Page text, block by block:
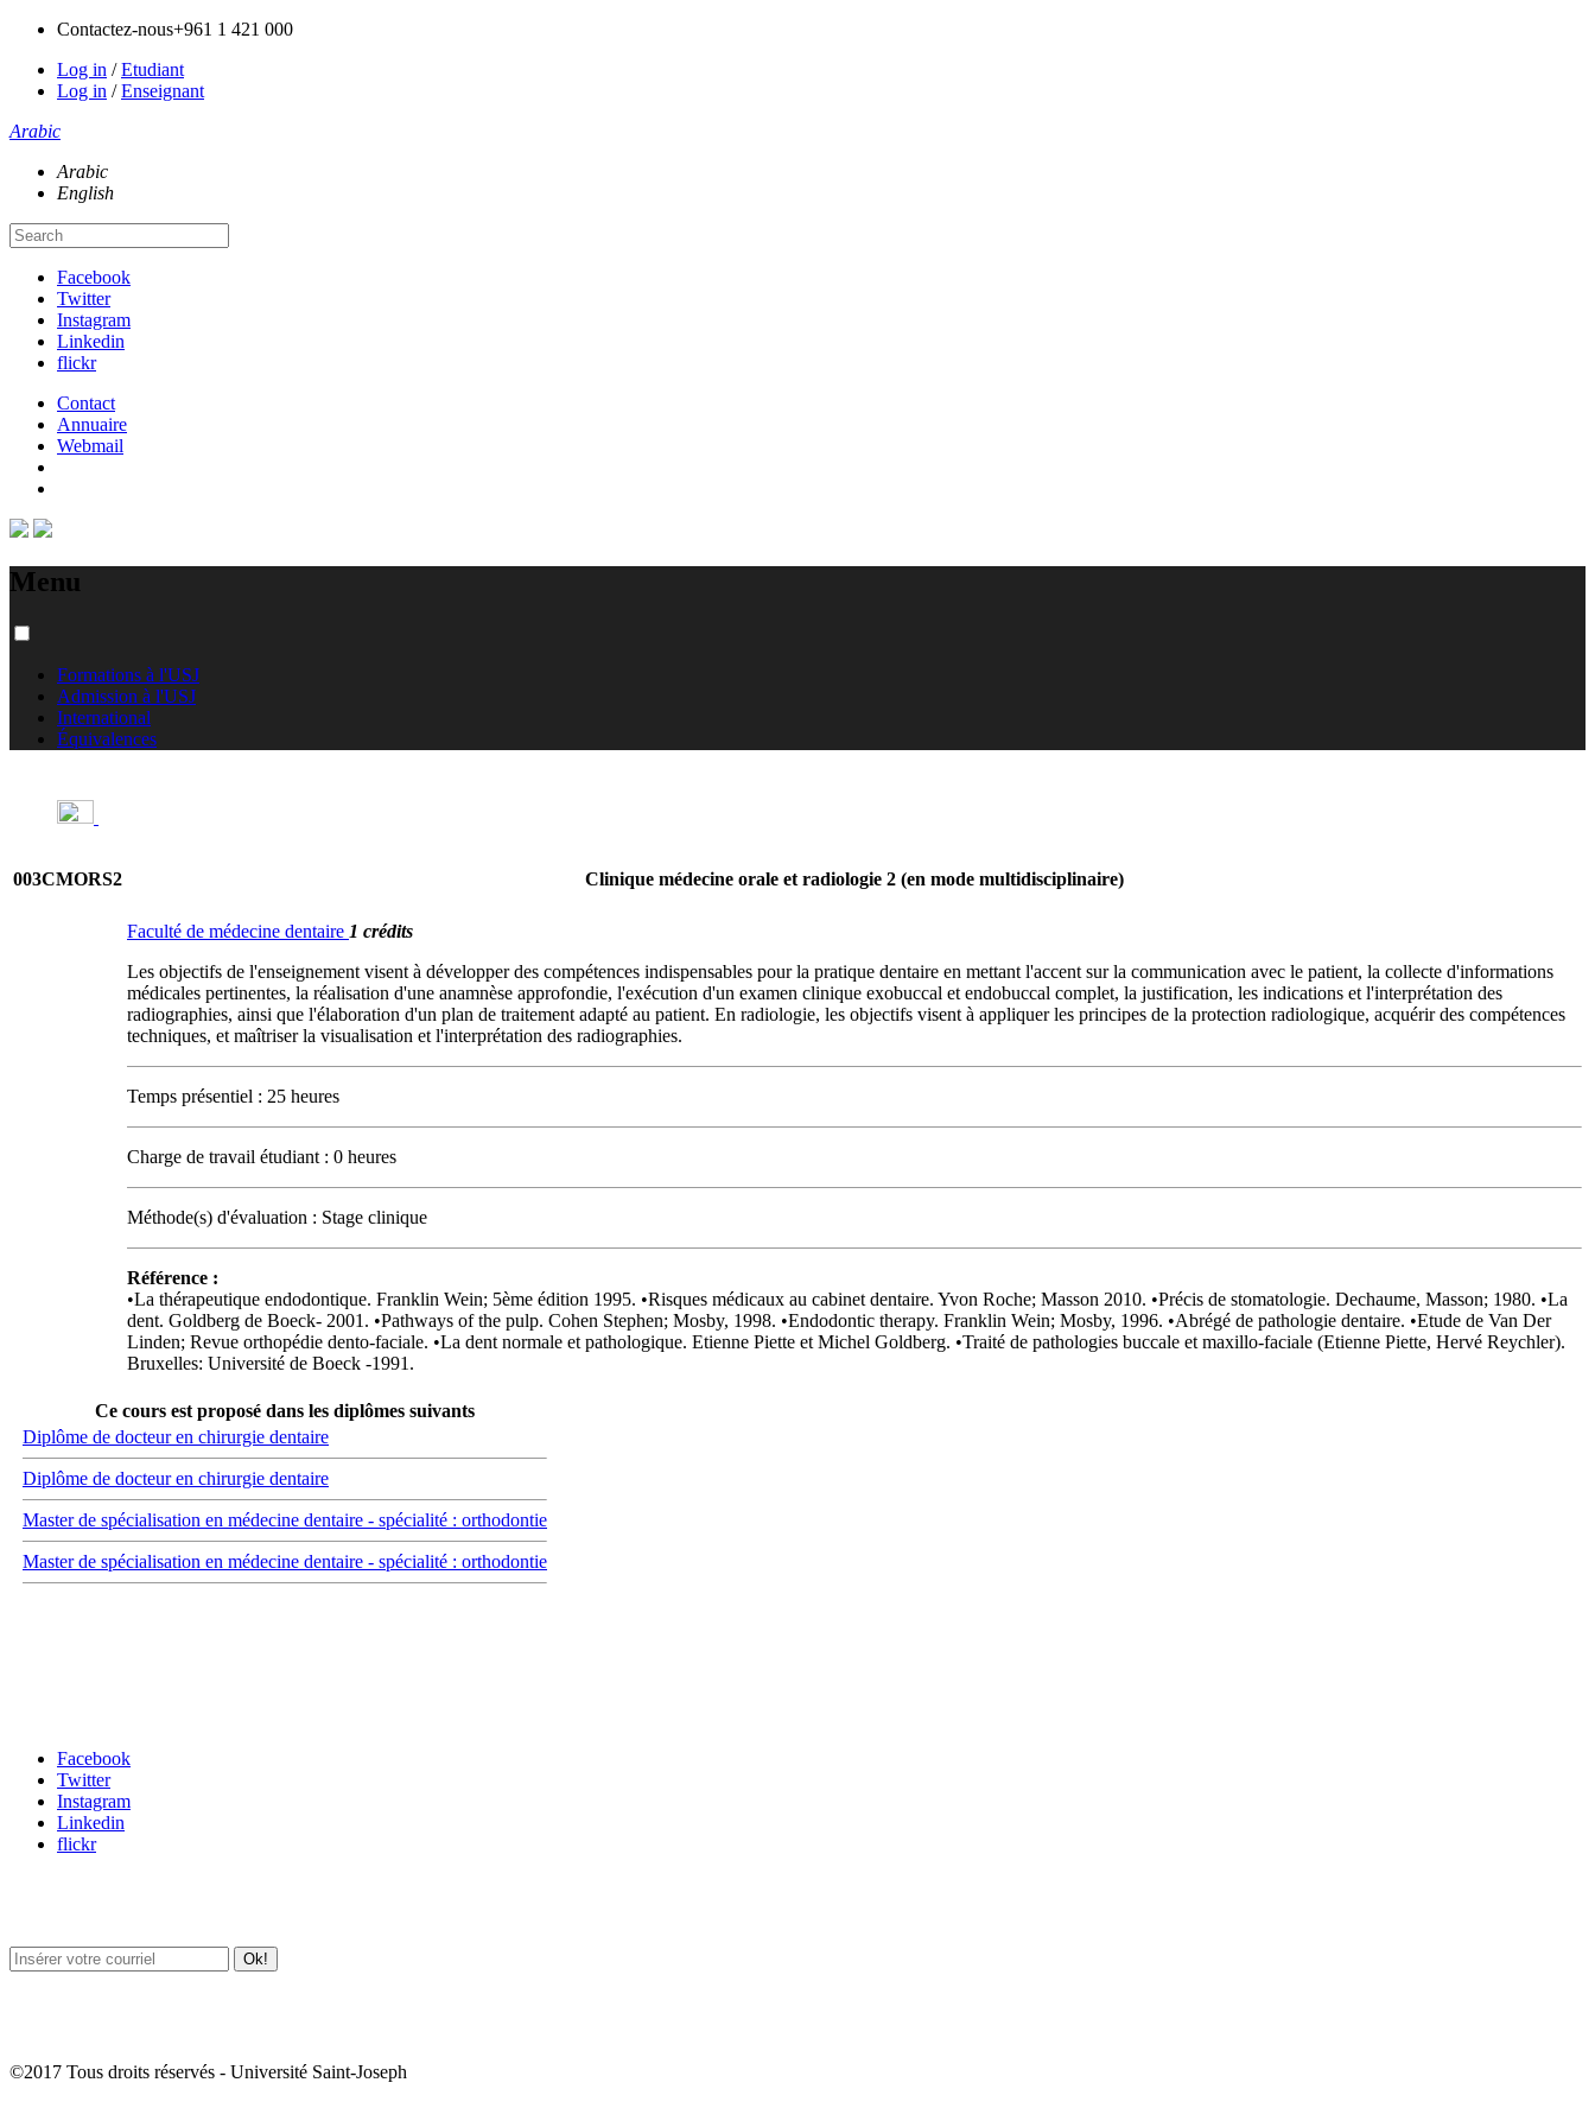
Contactez-nous+961 1 421 000
Log in /Etudiant
Log in /Enseignant
Arabic
Arabic
English
Facebook
Twitter
Instagram
Linkedin
flickr
Contact
Annuaire
Webmail
Menu
Formations à l'USJ
Admission à l'USJ
International
Équivalences
003CMORS2 Clinique médecine orale et radiologie 2 (en mode multidisciplinaire)
Faculté de médecine dentaire 1 crédits
Les objectifs de l'enseignement visent à développer des compétences indispensables pour la pratique dentaire en mettant l'accent sur la communication avec le patient, la collecte d'informations
médicales pertinentes, la réalisation d'une anamnèse approfondie, l'exécution d'un examen clinique exobuccal et endobuccal complet, la justification, les indications et l'interprétation des
radiographies, ainsi que l'élaboration d'un plan de traitement adapté au patient. En radiologie, les objectifs visent à appliquer les principes de la protection radiologique, acquérir des compétences
techniques, et maîtriser la visualisation et l'interprétation des radiographies.
Temps présentiel : 25 heures
Charge de travail étudiant : 0 heures
Méthode(s) d'évaluation : Stage clinique
Référence :
•La thérapeutique endodontique. Franklin Wein; 5ème édition 1995. •Risques médicaux au cabinet dentaire. Yvon Roche; Masson 2010. •Précis de stomatologie. Dechaume, Masson; 1980. •La
dent. Goldberg de Boeck- 2001. •Pathways of the pulp. Cohen Stephen; Mosby, 1998. •Endodontic therapy. Franklin Wein; Mosby, 1996. •Abrégé de pathologie dentaire. •Etude de Van Der
Linden; Revue orthopédie dento-faciale. •La dent normale et pathologique. Etienne Piette et Michel Goldberg. •Traité de pathologies buccale et maxillo-faciale (Etienne Piette, Hervé Reychler).
Bruxelles: Université de Boeck -1991.
Ce cours est proposé dans les diplômes suivants
Diplôme de docteur en chirurgie dentaire
Diplôme de docteur en chirurgie dentaire
Master de spécialisation en médecine dentaire - spécialité : orthodontie
Master de spécialisation en médecine dentaire - spécialité : orthodontie
Facebook
Twitter
Instagram
Linkedin
flickr
©2017 Tous droits réservés - Université Saint-Joseph